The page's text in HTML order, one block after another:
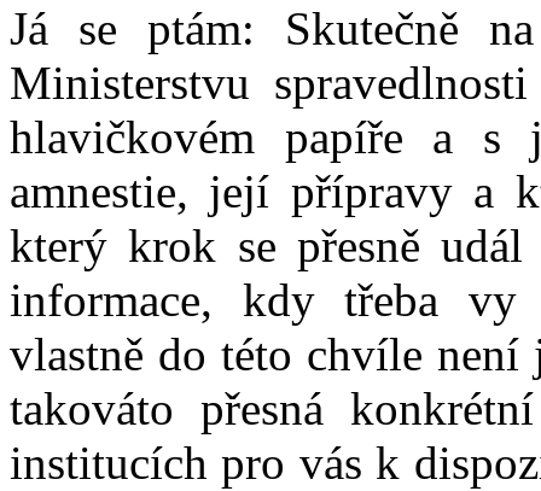
Já se ptám: Skutečně
Ministerstvu
hlavičkovém papíře a s
amnestie, její přípravy a
který krok se přesně
informace, kdy třeba
vlastně do této chvíle není
takováto přesná
institucích pro vás k